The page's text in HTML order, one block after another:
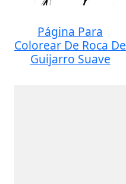
Página Para
Colorear De Roca De
Guijarro Suave